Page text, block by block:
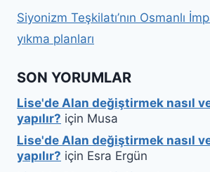
Siyonizm Teşkilatı’nın Osmanlı
yıkma planları
SON YORUMLAR
Lise'de Alan değiştirmek nasıl
yapılır? için Musa
Lise'de Alan değiştirmek nasıl
yapılır? için Esra Ergün